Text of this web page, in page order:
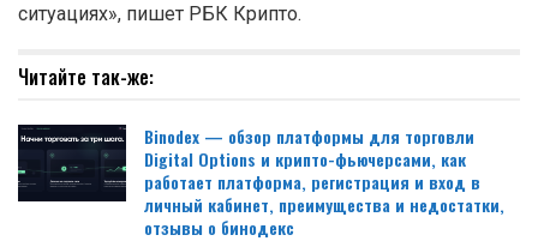
ситуациях», пишет РБК Крипто.
Читайте так-же:
Binodex — обзор платформы для торговли
Digital Options и крипто-фьючерсами, как
работает платформа, регистрация и вход в
личный кабинет, преимущества и недостатки,
отзывы о бинодекс